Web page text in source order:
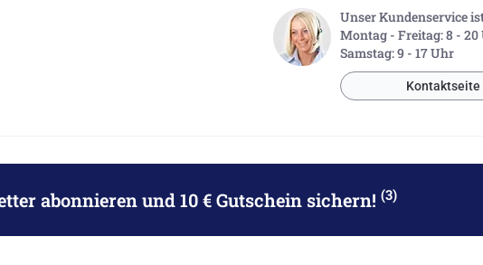
Unser Kundenservice
Montag - Freitag: 8 - 20
Samstag: 9 - 17 Uhr
Kontaktseite
abonnierenund 10 € Gutschein sichern! (3)